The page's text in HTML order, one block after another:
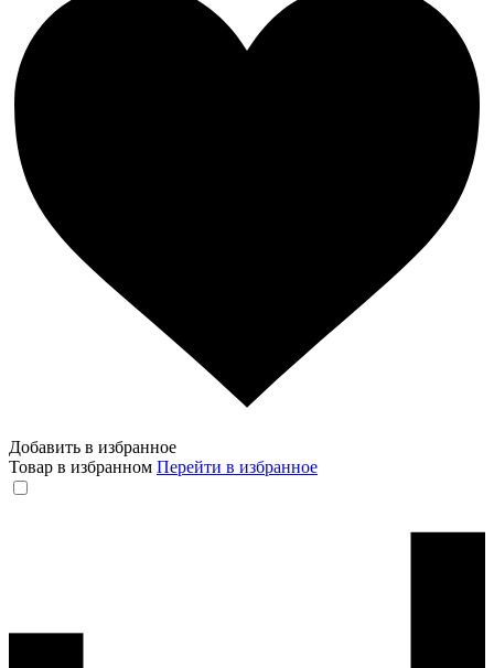
Добавить в избранное
Товар в избранном Перейти в избранное